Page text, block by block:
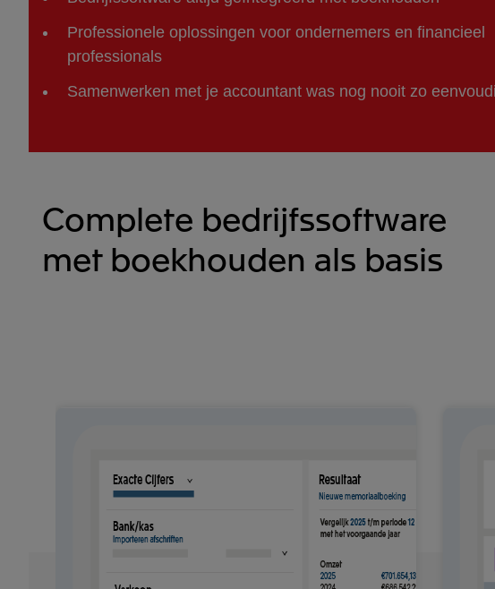
Professionele oplossingen voor ondernemers en financieel
professionals
Samenwerken met je accountant was nog nooit zo
Complete bedrijfssoftware
met boekhouden als basis